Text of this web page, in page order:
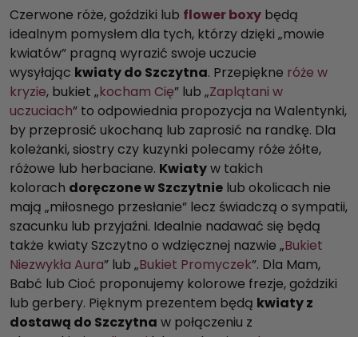
Czerwone róże, goździki lub flower boxy będą
idealnym pomysłem dla tych, którzy dzięki „mowie
kwiatów” pragną wyrazić swoje uczucie
wysyłając kwiaty do Szczytna. Przepiękne róże w
kryzie, bukiet „kocham Cię” lub „Zaplątani w
uczuciach” to odpowiednia propozycja na Walentynki,
by przeprosić ukochaną lub zaprosić na randkę. Dla
koleżanki, siostry czy kuzynki polecamy róże żółte,
różowe lub herbaciane. Kwiatyw takich
kolorach doręczone w Szczytnie lub okolicach nie
mają „miłosnego przesłanie” lecz świadczą o sympatii,
szacunku lub przyjaźni. Idealnie nadawać się będą
także kwiaty Szczytno o wdzięcznej nazwie „Bukiet
Niezwykła Aura” lub „Bukiet Promyczek”. Dla Mam,
Babć lub Cioć proponujemy kolorowe frezje, goździki
lub gerbery. Pięknym prezentem będą kwiaty z
dostawą do Szczytna w połączeniu z